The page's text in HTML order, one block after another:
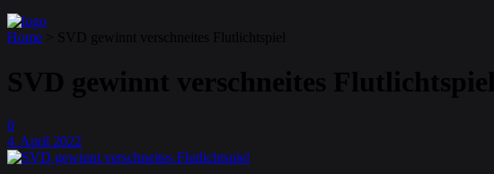
Home SVD gewinnt verschneites Flutlichtspiel
SVD gewinnt verschneites Flutlichtspiel
0
4. April 2022